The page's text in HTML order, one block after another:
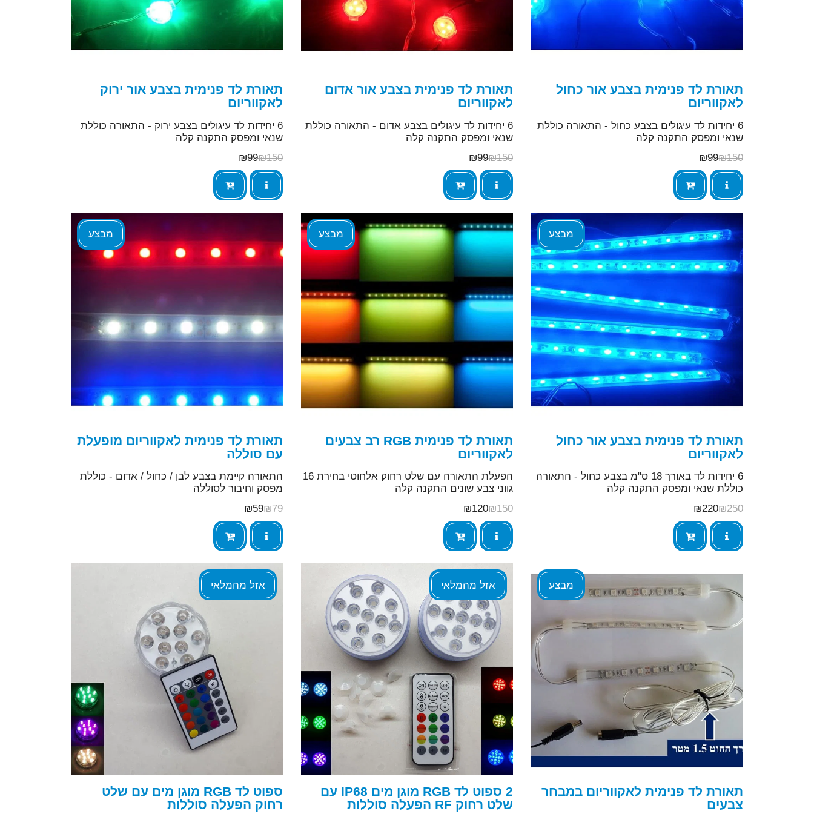
תאורת לד פנימית בצבע אור כחול
לאקווריום
6 יחידות לד עיגולים בצבע כחול - התאורה כוללת
שנאי ומפסק התקנה קלה
₪150
₪99
תאורת לד פנימית בצבע אור אדום
לאקווריום
6 יחידות לד עיגולים בצבע אדום - התאורה כוללת
שנאי ומפסק התקנה קלה
₪150
₪99
תאורת לד פנימית בצבע אור ירוק
לאקווריום
6 יחידות לד עיגולים בצבע ירוק - התאורה כוללת
שנאי ומפסק התקנה קלה
₪150
₪99
מבצע
תאורת לד פנימית בצבע אור כחול
לאקווריום
6 יחידות לד באורך 18 ס"מ בצבע כחול - התאורה
כוללת שנאי ומפסק התקנה קלה
₪250
₪220
מבצע
תאורת לד פנימית RGB רב צבעים
לאקווריום
הפעלת התאורה עם שלט רחוק אלחוטי בחירת 16
גווני צבע שונים התקנה קלה
₪150
₪120
מבצע
תאורת לד פנימית לאקווריום מופעלת
עם סוללה
התאורה קיימת בצבע לבן / כחול / אדום - כוללת
מפסק וחיבור לסוללה
₪79
₪59
מבצע
תאורת לד פנימית לאקווריום במבחר
צבעים
אזל מהמלאי
2 ספוט לד RGB מוגן מים IP68 עם
שלט רחוק RF הפעלה סוללות
אזל מהמלאי
ספוט לד RGB מוגן מים עם שלט
רחוק הפעלה סוללות